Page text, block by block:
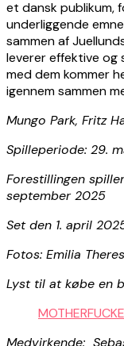
et dansk publikum,
underliggende
sammen af
leverer effektive
med dem kommer
igennem sammen
Mungo Park, Fritz
Spilleperiode: 29.
Forestillingen
september 2025
Set den 1. april
Fotos: Emilia
Lyst til at købe en
Medvirkende: